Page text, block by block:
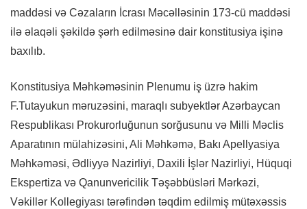
maddəsi və Cəzaların İcrası Məcəlləsinin 173-cü maddəsi
ilə əlaqəli şəkildə şərh edilməsinə dair konstitusiya işinə
baxılıb.
Konstitusiya Məhkəməsinin Plenumu iş üzrə hakim
F.Tutayukun məruzəsini, maraqlı subyektlər Azərbaycan
Respublikası Prokurorluğunun sorğusunu və Milli Məclis
Aparatının mülahizəsini, Ali Məhkəmə, Bakı Apellyasiya
Məhkəməsi, Ədliyyə Nazirliyi, Daxili İşlər Nazirliyi, Hüquqi
Ekspertiza və Qanunvericilik Təşəbbüsləri Mərkəzi,
Vəkillər Kollegiyası tərəfindən təqdim edilmiş mütəxəssis